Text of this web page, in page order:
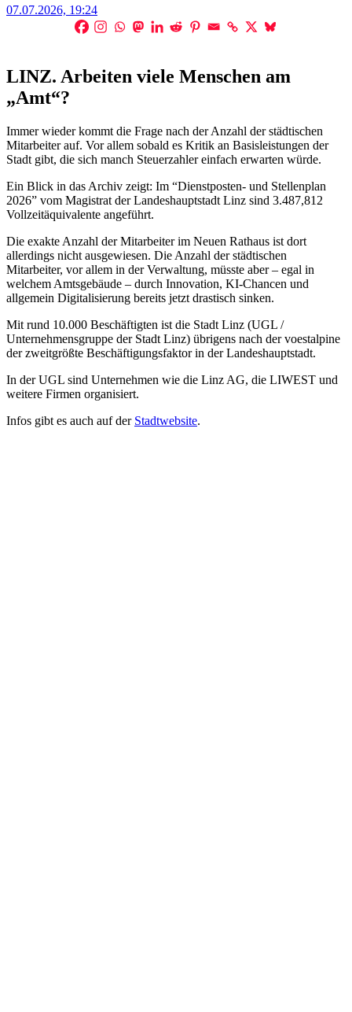
Posted
07.07.2026, 19:24
LINZ. Arbeiten viele Menschen am
„Amt“?
Immer wieder kommt die Frage nach der Anzahl der städtischen
Mitarbeiter auf. Vor allem sobald es Kritik an Basisleistungen der
Stadt gibt, die sich manch Steuerzahler einfach erwarten würde.
Ein Blick in das Archiv zeigt: Im “Dienstposten- und Stellenplan
2026” vom Magistrat der Landeshauptstadt Linz sind 3.487,812
Vollzeitäquivalente angeführt.
Die exakte Anzahl der Mitarbeiter im Neuen Rathaus ist dort
allerdings nicht ausgewiesen. Die Anzahl der städtischen
Mitarbeiter, vor allem in der Verwaltung, müsste aber – egal in
welchem Amtsgebäude – durch Innovation, KI-Chancen und
allgemein Digitalisierung bereits jetzt drastisch sinken.
Mit rund 10.000 Beschäftigten ist die Stadt Linz (UGL /
Unternehmensgruppe der Stadt Linz) übrigens nach der voestalpine
der zweitgrößte Beschäftigungsfaktor in der Landeshauptstadt.
In der UGL sind Unternehmen wie die Linz AG, die LIWEST und
weitere Firmen organisiert.
Infos gibt es auch auf der Stadtwebsite.